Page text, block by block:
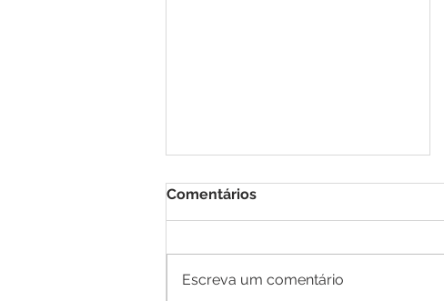
Comentários
Escreva um comentário